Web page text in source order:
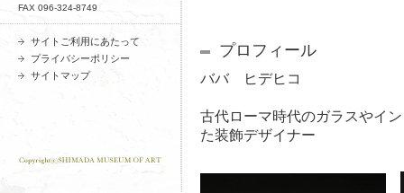
FAX 096-324-8749
サイトご利用にあたって
プライバシーポリシー
サイトマップ
プロフィール
ババ ヒデヒコ
古代ローマ時代のガラスやイ
た装飾デザイナー